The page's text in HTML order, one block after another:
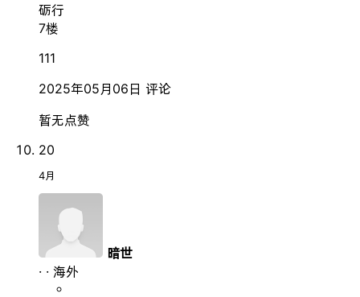
砺行
7楼
111
2025年05月06日 评论
暂无点赞
20
4月
暗世
· · 海外